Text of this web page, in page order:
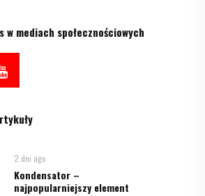
w mediach społecznościowych
2 dni ago
Kondensator –
najpopularniejszy element